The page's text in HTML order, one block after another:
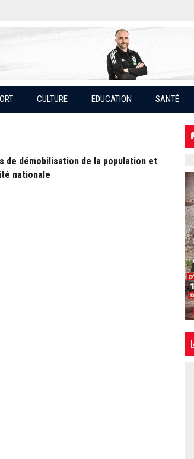
CULTURE EDUCATION SANTÉ
de démobilisation de la population et
nationale